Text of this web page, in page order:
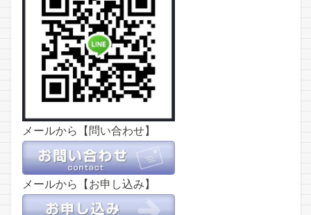
メールから【問い合わせ】
メールから【お申し込み】